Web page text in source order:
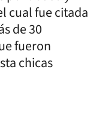
cual fue citada
de 30
fueron
chicas